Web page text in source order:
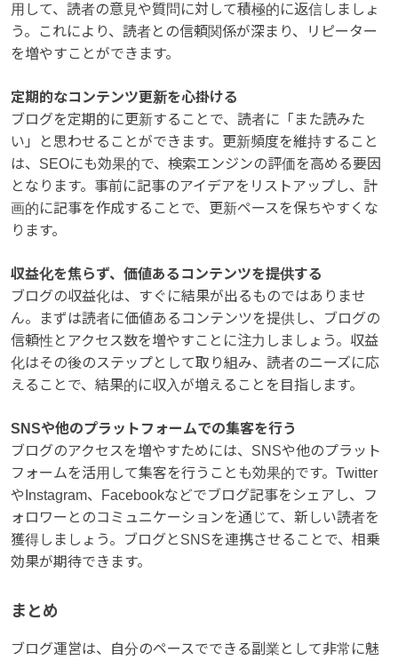
用して、読者の意見や質問に対して積極的に返信しましょ
う。これにより、読者との信頼関係が深まり、リピーター
を増やすことができます。
定期的なコンテンツ更新を心掛ける
ブログを定期的に更新することで、読者に「また読みた
い」と思わせることができます。更新頻度を維持すること
は、SEOにも効果的で、検索エンジンの評価を高める要因
となります。事前に記事のアイデアをリストアップし、計
画的に記事を作成することで、更新ペースを保ちやすくな
ります。
収益化を焦らず、価値あるコンテンツを提供する
ブログの収益化は、すぐに結果が出るものではありませ
ん。まずは読者に価値あるコンテンツを提供し、ブログの
信頼性とアクセス数を増やすことに注力しましょう。収益
化はその後のステップとして取り組み、読者のニーズに応
えることで、結果的に収入が増えることを目指します。
SNSや他のプラットフォームでの集客を行う
ブログのアクセスを増やすためには、SNSや他のプラット
フォームを活用して集客を行うことも効果的です。Twitter
やInstagram、Facebookなどでブログ記事をシェアし、フ
ォロワーとのコミュニケーションを通じて、新しい読者を
獲得しましょう。ブログとSNSを連携させることで、相乗
効果が期待できます。
まとめ
ブログ運営は、自分のペースでできる副業として非常に魅